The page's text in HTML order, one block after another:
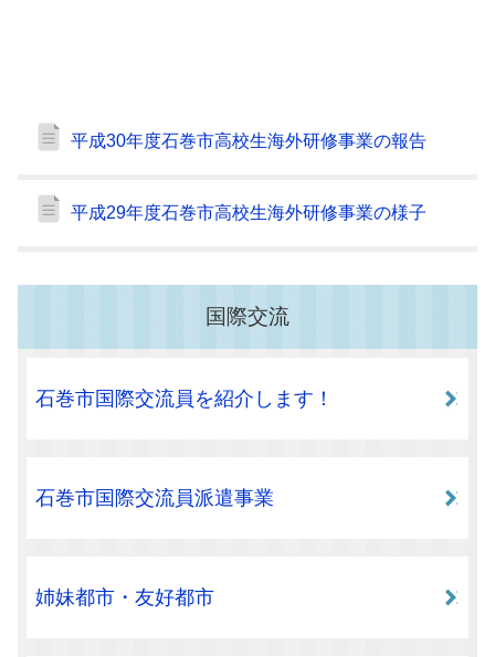
平成30年度石巻市高校生海外研修事業の報告
平成29年度石巻市高校生海外研修事業の様子
国際交流
石巻市国際交流員を紹介します！
石巻市国際交流員派遣事業
姉妹都市・友好都市